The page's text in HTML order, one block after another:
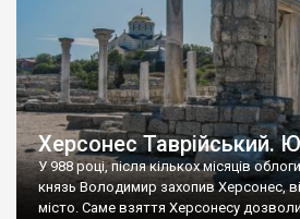
Херсонес Таврійський.
У 988 році, після кількох місяців
князь Володимир захопив Херсонес,
місто. Саме взяття Херсонесу